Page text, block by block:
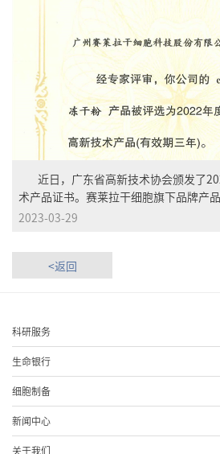
近日，广东省高新技术协会颁发了
术产品证书。赛莱拉干细胞旗下品牌产
借突出的创新能力、先进的核心技术、
为提高科技创新策源能力，加快成果转
水平科技自立自强，广东省高新技术企
莱拉干细胞坚持科技创新、推动产业转
作为干细胞国家企业技术中心、...
2023-03-29
<返回
科研服务
生命银行
细胞制备
新闻中心
关于我们